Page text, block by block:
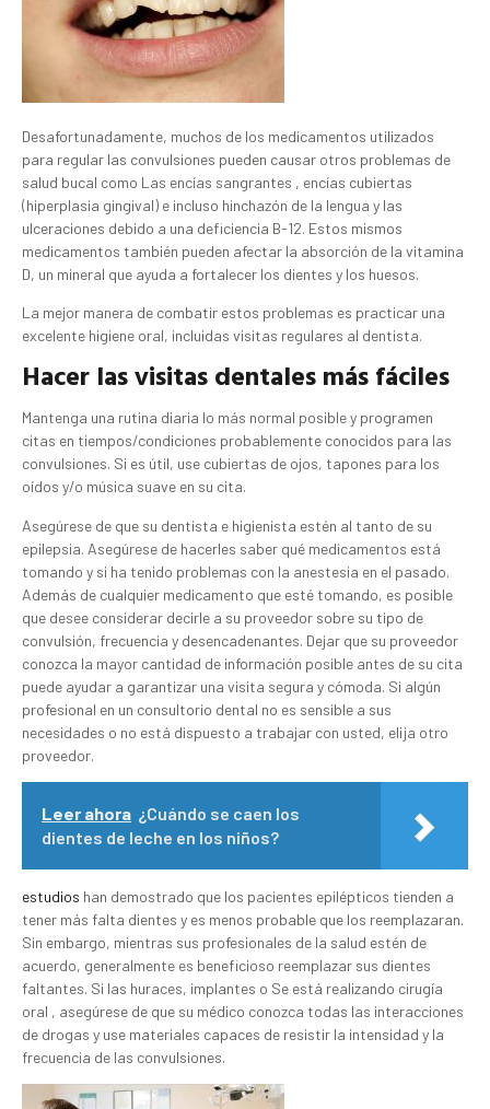
Desafortunadamente, muchos de los medicamentos utilizados
para regular las convulsiones pueden causar otros problemas de
salud bucal como Las encías sangrantes , encías cubiertas
(hiperplasia gingival) e incluso hinchazón de la lengua y las
ulceraciones debido a una deficiencia B-12. Estos mismos
medicamentos también pueden afectar la absorción de la vitamina
D, un mineral que ayuda a fortalecer los dientes y los huesos.
La mejor manera de combatir estos problemas es practicar una
excelente higiene oral, incluidas visitas regulares al dentista.
Hacer las visitas dentales más fáciles
Mantenga una rutina diaria lo más normal posible y programen
citas en tiempos/condiciones probablemente conocidos para las
convulsiones. Si es útil, use cubiertas de ojos, tapones para los
oídos y/o música suave en su cita.
Asegúrese de que su dentista e higienista estén al tanto de su
epilepsia. Asegúrese de hacerles saber qué medicamentos está
tomando y si ha tenido problemas con la anestesia en el pasado.
Además de cualquier medicamento que esté tomando, es posible
que desee considerar decirle a su proveedor sobre su tipo de
convulsión, frecuencia y desencadenantes. Dejar que su proveedor
conozca la mayor cantidad de información posible antes de su cita
puede ayudar a garantizar una visita segura y cómoda. Si algún
profesional en un consultorio dental no es sensible a sus
necesidades o no está dispuesto a trabajar con usted, elija otro
proveedor.
Leer ahora ¿Cuándo se caen los
dientes de leche en los niños?
estudios han demostrado que los pacientes epilépticos tienden a
tener más falta dientes y es menos probable que los reemplazaran.
Sin embargo, mientras sus profesionales de la salud estén de
acuerdo, generalmente es beneficioso reemplazar sus dientes
faltantes. Si las huraces, implantes o Se está realizando cirugía
oral , asegúrese de que su médico conozca todas las interacciones
de drogas y use materiales capaces de resistir la intensidad y la
frecuencia de las convulsiones.